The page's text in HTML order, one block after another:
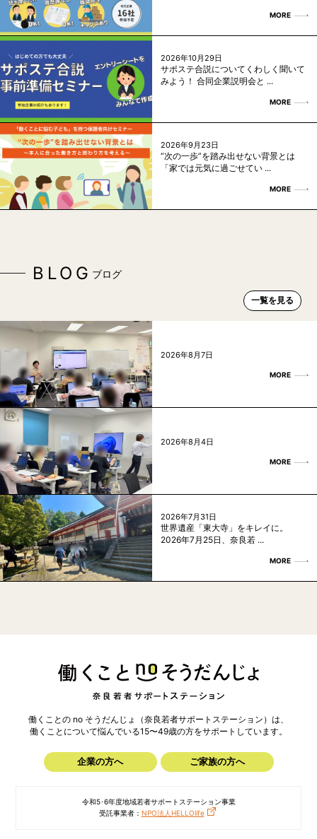
MORE
2026年10月29日
サポステ合説についてくわしく聞いて
みよう！ 合同企業説明会と ...
MORE
2026年9月23日
“次の一歩”を踏み出せない背景とは
「家では元気に過ごせてい ...
MORE
BLOG ブログ
一覧を見る
2026年8月7日
MORE
2026年8月4日
MORE
2026年7月31日
世界遺産「東大寺」をキレイに。
2026年7月25日、奈良若 ...
MORE
働くことの no そうだんじょ（奈良若者サポートステーション）は、
働くことについて悩んでいる15〜49歳の方をサポートしています。
企業の方へ ご家族の方へ
令和5･6年度地域若者サポートステーション事業
受託事業者： NPO法人HELLOlife